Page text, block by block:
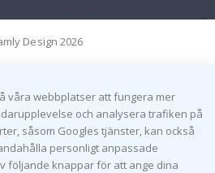
Design 2026
våra webbplatser att fungera mer
och analysera trafiken på
såsom Googles tjänster, kan också
personligt anpassade
följande knappar för att ange dina